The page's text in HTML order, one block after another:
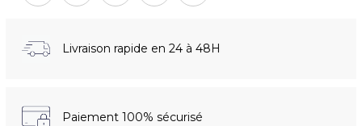
Livraison rapide en 24 à 48H
Paiement 100% sécurisé